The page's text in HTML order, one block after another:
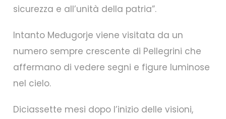
sicurezza e all’unità della patria”.
Intanto Međugorje viene visitata da un
numero sempre crescente di Pellegrini che
affermano di vedere segni e figure luminose
nel cielo.
Diciassette mesi dopo l’inizio delle visioni,